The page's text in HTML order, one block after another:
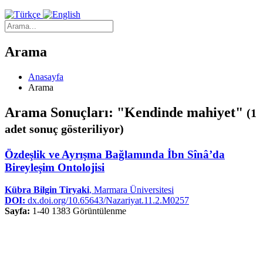
Arama
Anasayfa
Arama
Arama Sonuçları: "Kendinde mahiyet" (1
adet sonuç gösteriliyor)
Özdeşlik ve Ayrışma Bağlamında İbn Sînâ’da
Bireyleşim Ontolojisi
Kübra Bilgin Tiryaki, Marmara Üniversitesi
DOI: dx.doi.org/10.65643/Nazariyat.11.2.M0257
Sayfa: 1-40 1383 Görüntülenme